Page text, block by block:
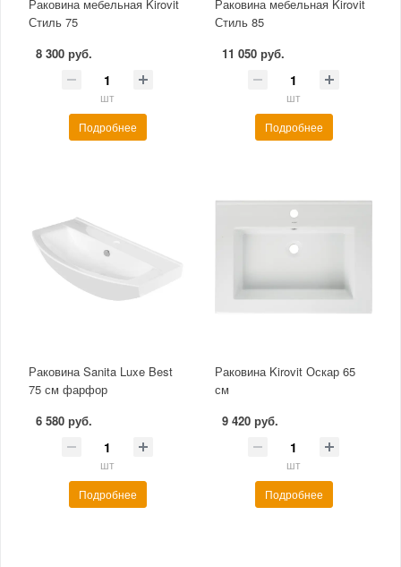
Раковина мебельная Kirovit
Стиль 75
8 300 руб.
шт
Подробнее
Раковина мебельная Kirovit
Стиль 85
11 050 руб.
шт
Подробнее
Раковина Sanita Luxe Best
75 см фарфор
6 580 руб.
шт
Подробнее
Раковина Kirovit Оскар 65
см
9 420 руб.
шт
Подробнее